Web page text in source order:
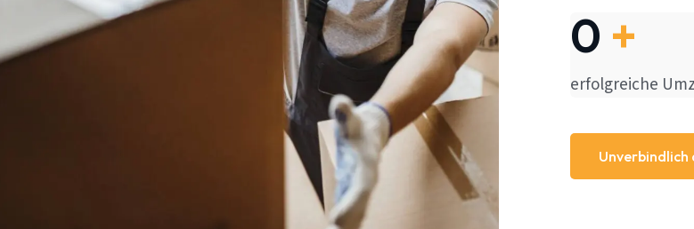
0 +
erfolgreiche